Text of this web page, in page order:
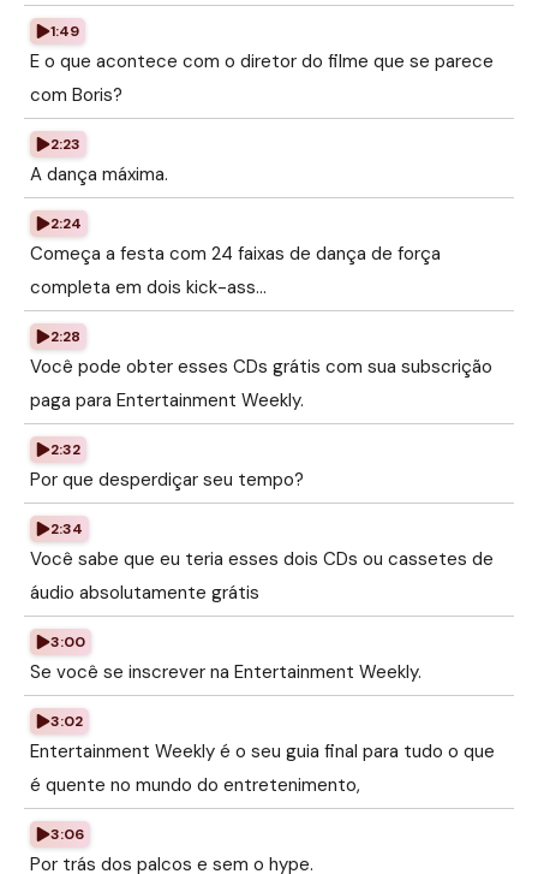
1:49
E o que acontece com o diretor do filme que se parece
com Boris?
2:23
A dança máxima.
2:24
Começa a festa com 24 faixas de dança de força
completa em dois kick-ass...
2:28
Você pode obter esses CDs grátis com sua subscrição
paga para Entertainment Weekly.
2:32
Por que desperdiçar seu tempo?
2:34
Você sabe que eu teria esses dois CDs ou cassetes de
áudio absolutamente grátis
3:00
Se você se inscrever na Entertainment Weekly.
3:02
Entertainment Weekly é o seu guia final para tudo o que
é quente no mundo do entretenimento,
3:06
Por trás dos palcos e sem o hype.